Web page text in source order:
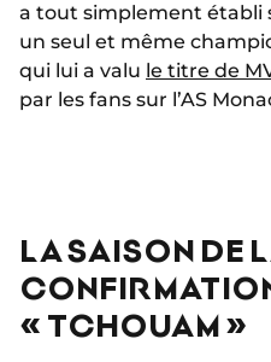
a tout simplement établi
un seul et même
qui lui a valu le titre de
par les fans sur l’AS
LA SAISON DE
« TCHOUAM »